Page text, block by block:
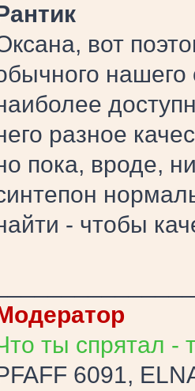
вот
нашего
разное
пока, вроде,
- чтобы
ты спрятал -
6091,